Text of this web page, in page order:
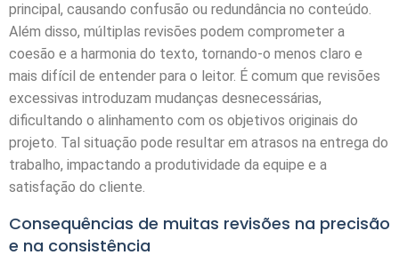
principal, causando confusão ou redundância no conteúdo.
Além disso, múltiplas revisões podem comprometer a
coesão e a harmonia do texto, tornando-o menos claro e
mais difícil de entender para o leitor. É comum que revisões
excessivas introduzam mudanças desnecessárias,
dificultando o alinhamento com os objetivos originais do
projeto. Tal situação pode resultar em atrasos na entrega do
trabalho, impactando a produtividade da equipe e a
satisfação do cliente.
Consequências de muitas revisões na precisão
e na consistência